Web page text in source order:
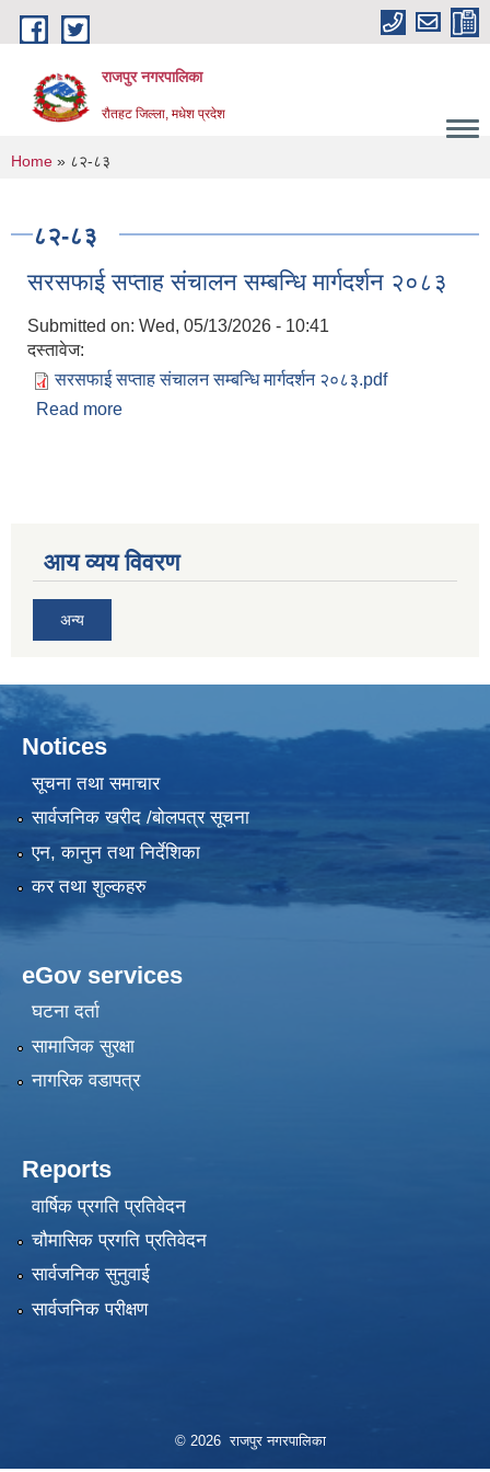
Skip to main content
राजपुर नगरपालिका
रौतहट जिल्ला, मधेश प्रदेश
You are here
Home » ८२-८३
८२-८३
सरसफाई सप्ताह संचालन सम्बन्धि मार्गदर्शन २०८३
Submitted on: Wed, 05/13/2026 - 10:41
दस्तावेज:
सरसफाई सप्ताह संचालन सम्बन्धि मार्गदर्शन २०८३.pdf
Read more
आय व्यय विवरण
अन्य
Notices
सूचना तथा समाचार
सार्वजनिक खरीद /बोलपत्र सूचना
एन, कानुन तथा निर्देशिका
कर तथा शुल्कहरु
eGov services
घटना दर्ता
सामाजिक सुरक्षा
नागरिक वडापत्र
Reports
वार्षिक प्रगति प्रतिवेदन
चौमासिक प्रगति प्रतिवेदन
सार्वजनिक सुनुवाई
सार्वजनिक परीक्षण
© 2026 राजपुर नगरपालिका